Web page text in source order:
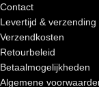
Contact
Levertijd & verzending
Verzendkosten
Retourbeleid
Betaalmogelijkheden
Algemene